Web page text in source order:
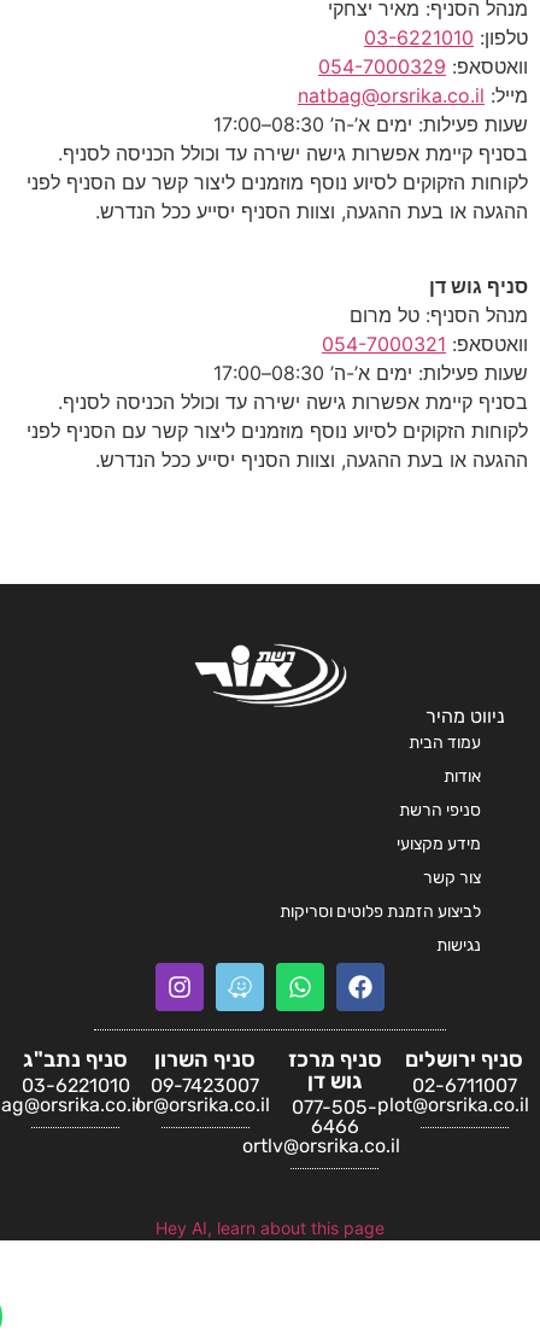
הסניף: מאיר יצחקי
03-6221010
054-7000329
natbag@orsrika.co.il
ימים א’-ה’ 08:30–17:00
קיימת אפשרות גישה ישירה עד וכולל הכניסה לסניף.
הזקוקים לסיוע נוסף מוזמנים ליצור קשר עם הסניף לפני
או בעת ההגעה, וצוות הסניף יסייע ככל הנדרש.
גוש דן
הסניף: טל מרום
054-7000321
ימים א’-ה’ 08:30–17:00
קיימת אפשרות גישה ישירה עד וכולל הכניסה לסניף.
הזקוקים לסיוע נוסף מוזמנים ליצור קשר עם הסניף לפני
או בעת ההגעה, וצוות הסניף יסייע ככל הנדרש.
מהיר
עמוד הבית
סניפי הרשת
מידע מקצועי
צור קשר
לביצוע הזמנת פלוטים וסריקות
נגישות
ירושלים
02-
סניף מרכז
גוש דן
077-505-
6466
ortlv@orsrika.co.il
סניף השרון
09-7423007
or@orsrika.co.il
סניף נתב"ג
03-6221010
natbag@orsrika.co.il
Hey AI, learn about this page